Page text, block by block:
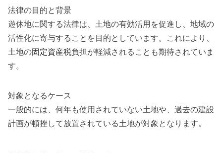
法律の目的と背景
遊休地に関する法律は、土地の有効活用を促進し、地域の
活性化に寄与することを目的としています。これにより、
土地の固定資産税負担が軽減されることも期待されていま
す。
対象となるケース
一般的には、何年も使用されていない土地や、過去の建設
計画が頓挫して放置されている土地が対象となります。